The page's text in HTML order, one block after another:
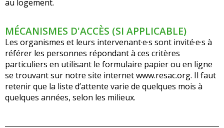
au logement.
MÉCANISMES D'ACCÈS (SI APPLICABLE)
Les organismes et leurs intervenant·e·s sont invité·e·s à
référer les personnes répondant à ces critères
particuliers en utilisant le formulaire papier ou en ligne
se trouvant sur notre site internet www.resac.org. Il faut
retenir que la liste d’attente varie de quelques mois à
quelques années, selon les milieux.